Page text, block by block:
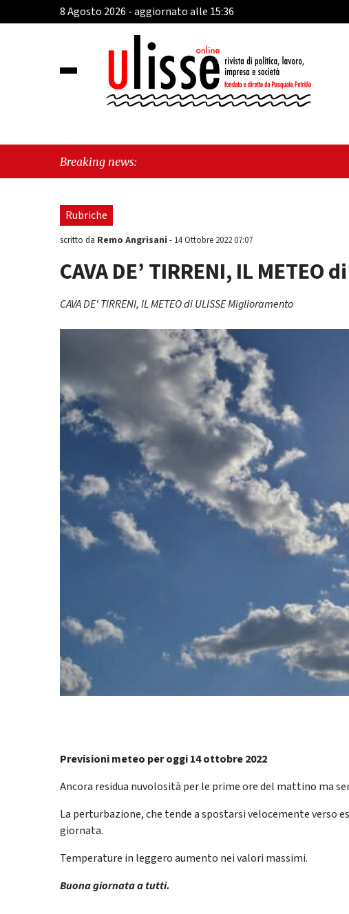
8 Agosto 2026 - aggiornato alle 15:36
Breaking news: "Cava de’
sull'ultima
Rubriche
scritto da Remo Angrisani - 14 Ottobre 2022 07:07
CAVA DE’ TIRRENI, IL
CAVA DE' TIRRENI, IL METEO di ULISSE Miglioramento
Previsioni meteo per oggi 14 ottobre 2022
Ancora residua nuvolosità per le prime ore del mattino ma
La perturbazione, che tende a spostarsi velocemente verso
giornata.
Temperature in leggero aumento nei valori massimi.
Buona giornata a tutti.